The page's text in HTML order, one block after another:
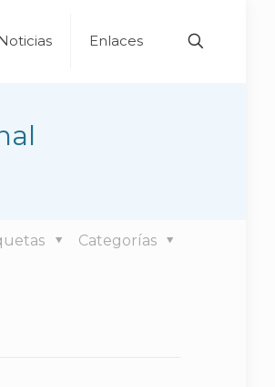
Enlaces
Categorías